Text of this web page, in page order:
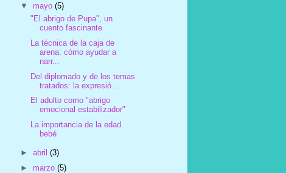
▼ mayo(5)
"El abrigo de Pupa", un
cuento fascinante
La técnica de la caja de
arena: cómo ayudar a
narr...
Del diplomado y de los temas
tratados: la expresió...
El adulto como "abrigo
emocional estabilizador"
La importancia de la edad
bebé
►abril(3)
► marzo(5)